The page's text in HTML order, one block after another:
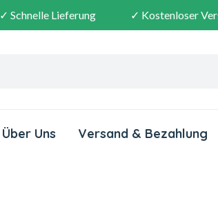
✓ Schnelle Lieferung ✓ Kostenloser
Über Uns Versand & Bezahlung